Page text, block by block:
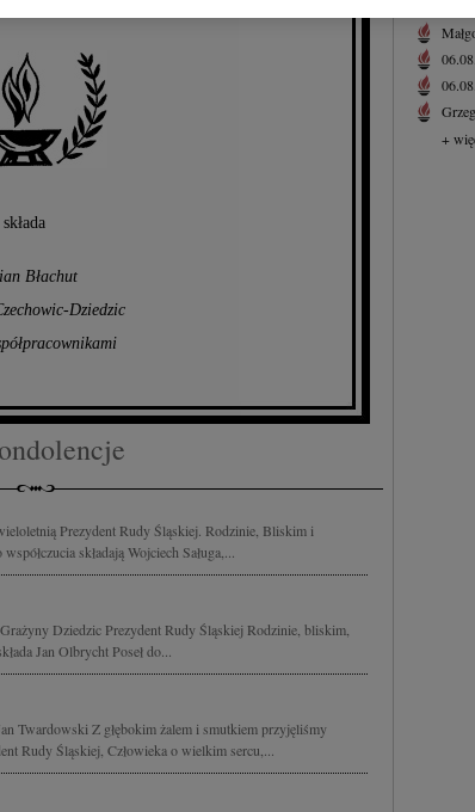
składa
Błachut
Dziedzic
Prezydent Rudy Śląskiej. Rodzinie, Bliskim i
składają Wojciech Saługa,...
Dziedzic Prezydent Rudy Śląskiej Rodzinie, bliskim,
Jan Olbrycht Poseł do...
Twardowski Z głębokim żalem i smutkiem przyjęliśmy
Rudy Śląskiej, Człowieka o wielkim sercu,...
+
Aktywne skanowanie charakterystyki urządzenia do
lub dostęp do nich. Spersonalizowane reklamy i
usług.Lista Zaufanych Partnerów